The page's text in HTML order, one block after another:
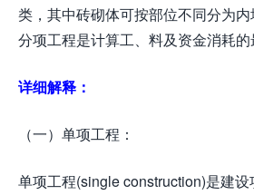
类，其中砖砌体可按部位不同分为内
分项工程是计算工、料及资金消耗的
详细解释：
（一）单项工程：
单项工程(single construction)是建